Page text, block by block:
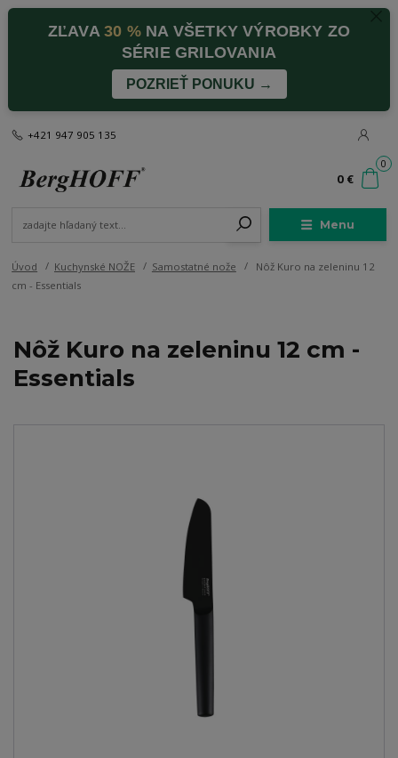
ZĽAVA30 %NA VŠETKY VÝROBKY ZO
SÉRIE GRILOVANIA
POZRIEŤ PONUKU →
Menu
+421 947 905 135
0
0 €
Úvod Kuchynské NOŽE Samostatné nože
Nôž Kuro na zeleninu 12
cm - Essentials
Nôž Kuro na zeleninu 12 cm -
Essentials